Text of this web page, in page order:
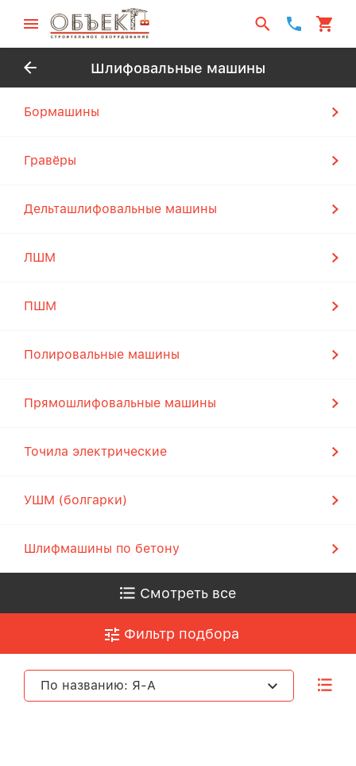
Шлифовальные машины
Бормашины
Гравёры
Дельташлифовальные машины
ЛШМ
ПШМ
Полировальные машины
Прямошлифовальные машины
Точила электрические
УШМ (болгарки)
Шлифмашины по бетону
Смотреть все
Фильтр подбора
По названию: Я-А